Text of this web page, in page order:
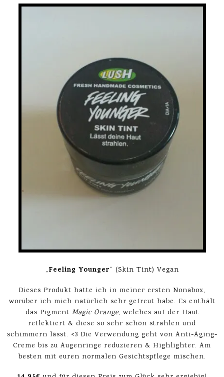
„Feeling Younger“ (Skin Tint) Vegan
Dieses Produkt hatte ich in meiner ersten Nonabox,
worüber ich mich natürlich sehr gefreut habe. Es enthält
das Pigment Magic Orange, welches auf der Haut
reflektiert & diese so sehr schön strahlen und
schimmern lässt. <3 Die Verwendung geht von Anti-Aging-
Creme bis zu Augenringe reduzieren & Highlighter. Am
besten mit euren normalen Gesichtspflege mischen.